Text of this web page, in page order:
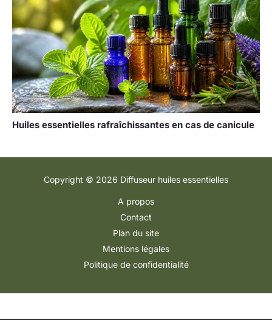
Huiles essentielles rafraîchissantes en cas de canicule
Copyright © 2026 Diffuseur huiles essentielles
A propos
Contact
Plan du site
Mentions légales
Politique de confidentialité